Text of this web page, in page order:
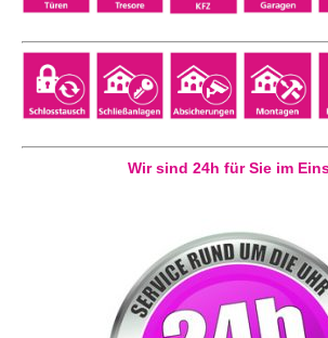
Wir sind 24h für Sie im